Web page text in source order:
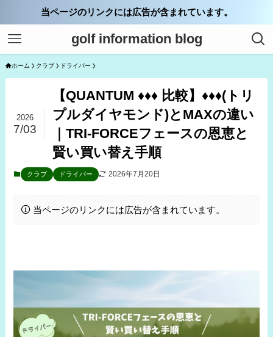
当ページのリンクには広告が含まれています。
golf information blog
ホーム クラブ ドライバー
【QUANTUM ♦♦♦ 比較】♦♦♦(トリ
プルダイヤモンド)とMAXの違い
｜TRI-FORCEフェースの恩恵と
賢い買い替え手順
2026
7/03
クラブ ドライバー 2026年7月20日
当ページのリンクには広告が含まれています。